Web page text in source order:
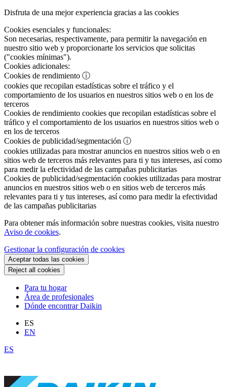
Disfruta de una mejor experiencia gracias a las cookies
Cookies esenciales y funcionales:
Son necesarias, respectivamente, para permitir la navegación en
nuestro sitio web y proporcionarte los servicios que solicitas
("cookies mínimas").
Cookies adicionales:
Cookies de rendimiento ⓘ
cookies que recopilan estadísticas sobre el tráfico y el
comportamiento de los usuarios en nuestros sitios web o en los de
terceros
Cookies de rendimiento cookies que recopilan estadísticas sobre el
tráfico y el comportamiento de los usuarios en nuestros sitios web o
en los de terceros
Cookies de publicidad/segmentación ⓘ
cookies utilizadas para mostrar anuncios en nuestros sitios web o en
sitios web de terceros más relevantes para ti y tus intereses, así como
para medir la efectividad de las campañas publicitarias
Cookies de publicidad/segmentación cookies utilizadas para mostrar
anuncios en nuestros sitios web o en sitios web de terceros más
relevantes para ti y tus intereses, así como para medir la efectividad
de las campañas publicitarias
Para obtener más información sobre nuestras cookies, visita nuestro
Aviso de cookies.
Gestionar la configuración de cookies
Aceptar todas las cookies
Reject all cookies
Para tu hogar
Área de profesionales
Dónde encontrar Daikin
ES
EN
ES